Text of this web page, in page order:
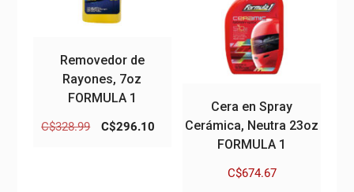
Removedor de
Rayones, 7oz
FORMULA 1
C$328.99
ElC$296.10
Cera en Spray
Cerámica, Neutra 23oz
FORMULA 1
C$674.67